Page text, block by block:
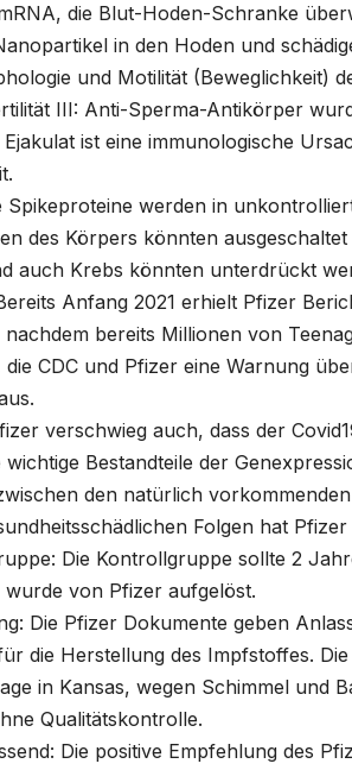
die Blut-Hoden-Schranke
in den Hoden und
und Motilität (Beweglichkeit)
III: Anti-Sperma-Antikörper
ist eine immunologische
Spikeproteine werden in
des Körpers könnten
auch Krebs könnten unterdrückt
Anfang 2021 erhielt Pfizer
bereits Millionen von
die CDC und Pfizer eine Warnung
verschwieg auch, dass der
Bestandteile der
den natürlich
Folgen hat
Die Kontrollgruppe sollte 2
von Pfizer aufgelöst.
Die Pfizer Dokumente geben
die Herstellung des Impfstoffes.
in Kansas, wegen Schimmel und
Qualitätskontrolle.
Die positive Empfehlung des